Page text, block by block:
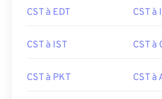
CST à EDT CST à
CST à IST CST à
CST à PKT CST à